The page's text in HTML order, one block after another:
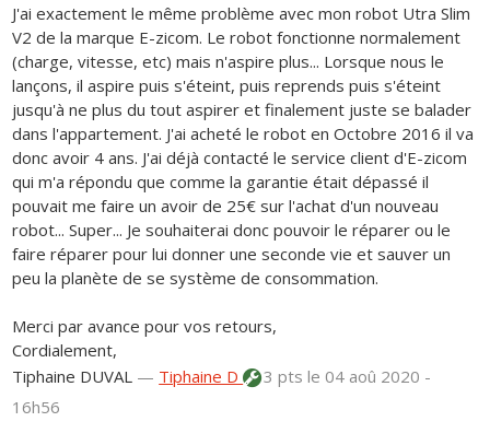
J'ai exactement le même problème avec mon robot Utra Slim
V2 de la marque E-zicom. Le robot fonctionne normalement
(charge, vitesse, etc) mais n'aspire plus... Lorsque nous le
lançons, il aspire puis s'éteint, puis reprends puis s'éteint
jusqu'à ne plus du tout aspirer et finalement juste se balader
dans l'appartement. J'ai acheté le robot en Octobre 2016 il va
donc avoir 4 ans. J'ai déjà contacté le service client d'E-zicom
qui m'a répondu que comme la garantie était dépassé il
pouvait me faire un avoir de 25€ sur l'achat d'un nouveau
robot... Super... Je souhaiterai donc pouvoir le réparer ou le
faire réparer pour lui donner une seconde vie et sauver un
peu la planète de se système de consommation.
Merci par avance pour vos retours,
Cordialement,
Tiphaine DUVAL — Tiphaine D 3 ptsle 04 aoû 2020 -
16h56